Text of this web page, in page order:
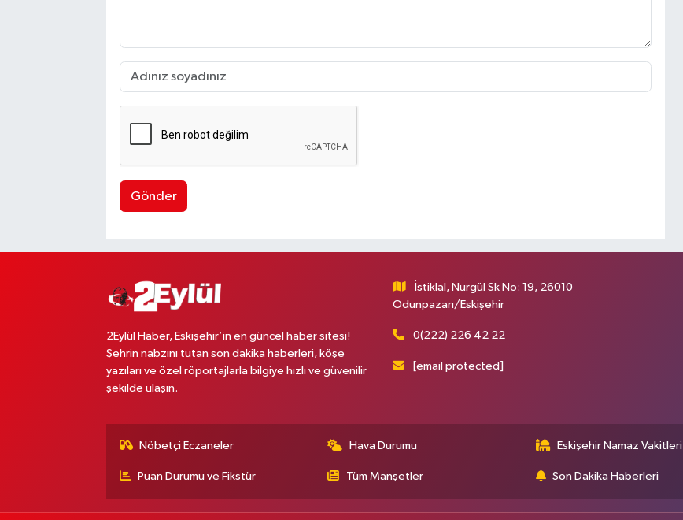
Gönder
2Eylül Haber, Eskişehir’in en güncel haber sitesi!
Şehrin nabzını tutan son dakika haberleri, köşe
yazıları ve özel röportajlarla bilgiye hızlı ve güvenilir
şekilde ulaşın.
İstiklal, Nurgül Sk No: 19, 26010
Odunpazarı/Eskişehir
0(222) 226 42 22
[email protected]
Nöbetçi Eczaneler Hava Durumu Eskişehir Namaz Vakitleri
Puan Durumu ve Fikstür Tüm Manşetler Son Dakika Haberleri